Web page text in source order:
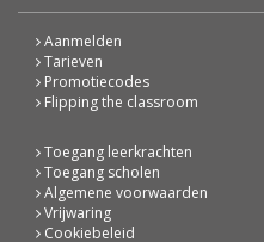
Aanmelden
Tarieven
Promotiecodes
Flipping the classroom
Toegang leerkrachten
Toegang scholen
Algemene voorwaarden
Vrijwaring
Cookiebeleid